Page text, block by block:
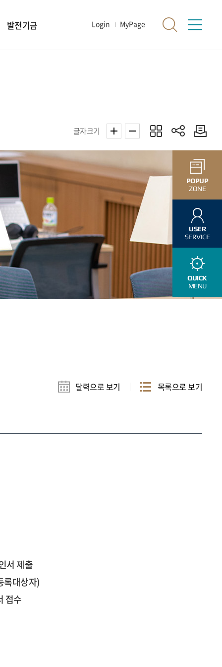
발전기금 Login MyPage
POPUP
ZONE
USER
SERVICE
QUICK
MENU
글자크기
달력으로 보기 목록으로 보기
서 제출
록대상자)
접수